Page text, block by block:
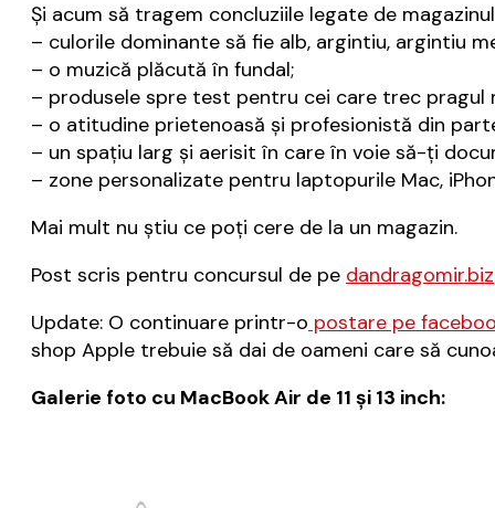
Și acum să tragem concluziile legate de
– culorile dominante să fie alb, argintiu, argintiu
– o muzică plăcută în fundal;
– produsele spre test pentru cei care trec pragul
– o atitudine prietenoasă și profesionistă din
– un spațiu larg și aerisit în care în voie să-ți
– zone personalizate pentru laptopurile Mac,
Mai mult nu știu ce poți cere de la un magazin.
Post scris pentru concursul de pe dandragomir.biz
Update: O continuare printr-o postare pe
shop Apple trebuie să dai de oameni care să
Galerie foto cu MacBook Air de 11 şi 13 inch: